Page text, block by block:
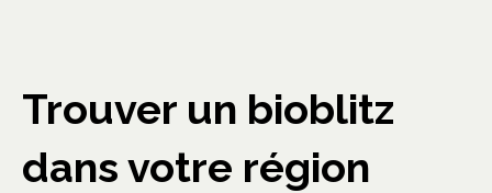
Trouver un bioblitz
dans votre région